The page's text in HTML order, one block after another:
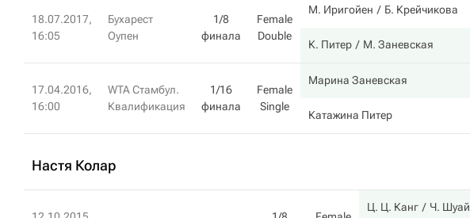
18.07.2017,
16:05
Бухарест
Оупен
1/8
финала
Female
Double
М. Иригойен Б. Крейчикова
К. Питер М. Заневская
17.04.2016,
16:00
WTA Стамбул.
Квалификация
1/16
финала
Female
Single
Марина Заневская
Катажина Питер
Настя Колар
Ц. Ц. Канг Ч. Шуай